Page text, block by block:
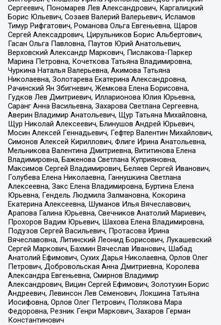
Сергеевич, Пономарев Лев Александрович, Каргалицкий
Борис Юльевич, Созаев Валерий Валерьевич, Исламов
Тимур Рифгатович, Романова Ольга Евгеньевна, Щаров
Сергей Алексадрович, Цирульников Борис Альбертович,
Гасан Ольга Павловна, Паутов Юрий Анатольевич,
Верховский Александр Маркович, Пислакова-Паркер
Марина Петровна, Кочеткова Татьяна Владимировна,
Чуркина Наталья Валерьевна, Акимова Татьяна
Николаевна, Золотарева Екатерина Александровна,
Рачинский Ян Збигневич, Жемкова Елена Борисовна,
Гудков Лев Дмитриевич, Илларионова Юлия Юрьевна,
Саранг Анна Васильевна, Захарова Светлана Сергеевна,
Аверин Владимир Анатольевич, Щур Татьяна Михайловна,
Щур Николай Алексеевич, Блинушов Андрей Юрьевич,
Мосин Алексей Геннадьевич, Гефтер Валентин Михайлович,
Симонов Алексей Кириллович, Флиге Ирина Анатольевна,
Мельникова Валентина Дмитриевна, Вититинова Елена
Владимировна, Баженова Светлана Куприяновна,
Максимов Сергей Владимирович, Беляев Сергей Иванович,
Голубева Елена Николаевна, Ганнушкина Светлана
Алексеевна, Закс Елена Владимировна, Буртина Елена
Юрьевна, Гендель Людмила Залмановна, Кокорина
Екатерина Алексеевна, Шуманов Илья Вячеславович,
Арапова Галина Юрьевна, Свечников Анатолий Мариевич,
Прохоров Вадим Юрьевич, Шахова Елена Владимировна,
Подузов Сергей Васильевич, Протасова Ирина
Вячеславовна, Литинский Леонид Борисович, Лукашевский
Сергей Маркович, Бахмин Вячеслав Иванович, Шабад
Анатолий Ефимович, Сухих Дарья Николаевна, Орлов Олег
Петрович, Добровольская Анна Дмитриевна, Королева
Александра Евгеньевна, Смирнов Владимир
Александрович, Вицин Сергей Ефимович, Золотухин Борис
Андреевич, Левинсон Лев Семенович, Локшина Татьяна
Иосифовна, Орлов Олег Петрович, Полякова Мара
Федоровна, Резник Генри Маркович, Захаров Герман
Константинович